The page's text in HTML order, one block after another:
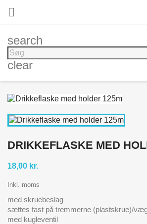

search
clear
DRIKKEFLASKE MED
18,00 kr.
Inkl. moms
med skruebeslag
sættes fast på tremmerne (plastskrue)/
med kugleventil